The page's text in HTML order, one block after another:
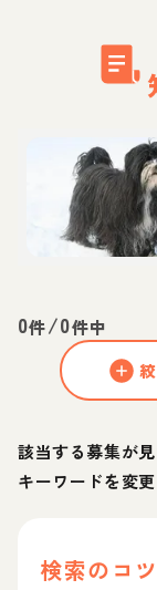
0件/0件中
該当する募集が
キーワードを変
検索のコツ